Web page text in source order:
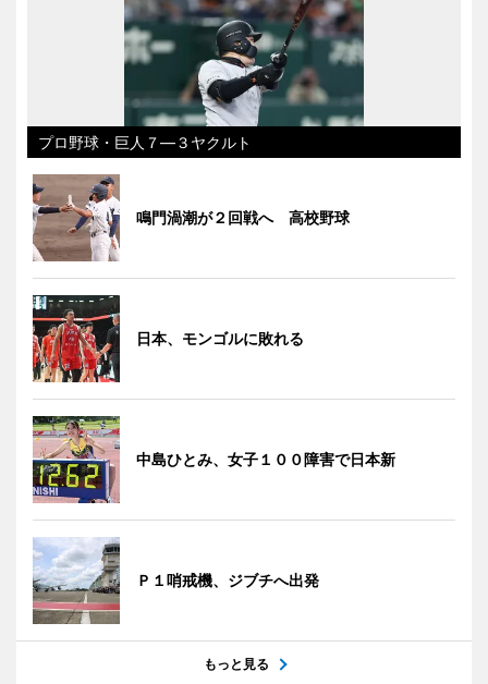
プロ野球・巨人７―３ヤクルト
鳴門渦潮が２回戦へ 高校野球
日本、モンゴルに敗れる
中島ひとみ、女子１００障害で日本新
Ｐ１哨戒機、ジブチへ出発
もっと見る